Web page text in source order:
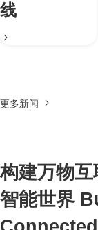
线
更多新闻
构建万物互
智能世界